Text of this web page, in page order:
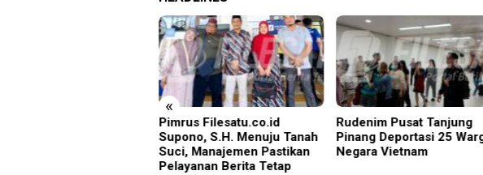
«
Rudenim Pusat Tanjung
Pinang Deportasi 25 Warga
Negara Vietnam
Empat Proyek Desa Rea
Diduga Belum Terealisasi